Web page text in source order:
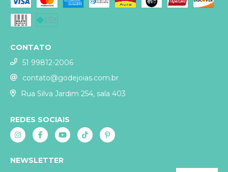
CONTATO
51 99812-2006
contato@godejoias.com.br
Rua Silva Jardim 254, sala 403
REDES SOCIAIS
NEWSLETTER